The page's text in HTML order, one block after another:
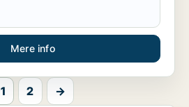
Mere info
1 2 →